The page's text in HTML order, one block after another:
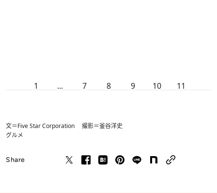
1 ... 7 8 9 10 11
文＝Five Star Corporation 撮影＝釜谷洋史
グルメ
Share